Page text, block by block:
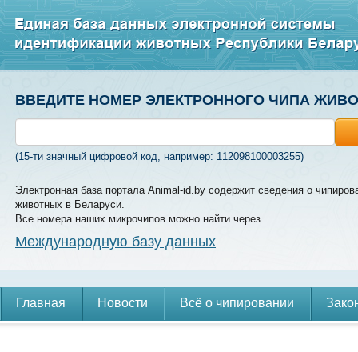
ВВЕДИТЕ НОМЕР ЭЛЕКТРОННОГО ЧИПА
(15-ти значный цифровой код, например: 112098100003255)
Электронная база портала Animal-id.by содержит сведения о
животных в Беларуси.
Все номера наших микрочипов можно найти через
Международную базу данных
Главная Новости Всё о чипировании